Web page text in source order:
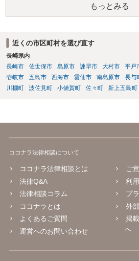
もっとみる
近くの市区町村を選び直す
長崎県内
長崎市
佐世保市 島原市 諫早市 大村市 平戸
壱岐市
五島市 西海市 雲仙市 南島原市 長与
川棚町
波佐見町 小値賀町 佐々町 新上五島町
ココナラ法律相談について
ココナラ法律相談とは
法律Q&A
法律相談コラム
ココナラとは
よくあるご質問
運営へのお問い合わせ
ご
利
プ
外
掲
へ